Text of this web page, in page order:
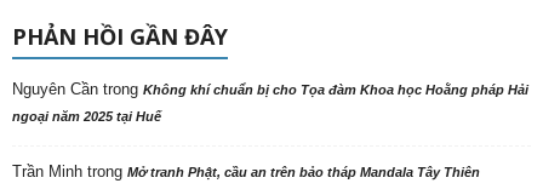
PHẢN HỒI GẦN ĐÂY
Nguyên Cần trong Không khí chuẩn bị cho Tọa đàm Khoa học Hoằng pháp Hải
ngoại năm 2025 tại Huế
Trần Minh trong Mở tranh Phật, cầu an trên bảo tháp Mandala Tây Thiên